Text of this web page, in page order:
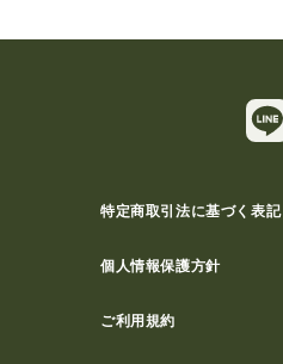
特定商取引法に基づく表記
個人情報保護方針
ご利用規約